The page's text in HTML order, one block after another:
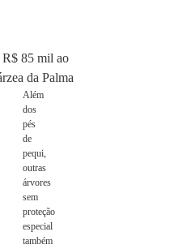
Além
dos
pés
de
pequi,
outras
árvores
sem
proteção
especial
também